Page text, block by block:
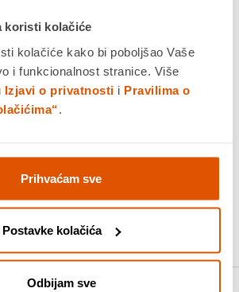
koristi kolačiće
kolačiće kako bi poboljšao Vaše
i funkcionalnost stranice. Više
Izjavi o privatnosti i Pravilima o
Prihvaćam sve
Postavke kolačića
Odbijam sve
17.08.2026
preuzimanju, Internet bankarstvom, karticama
unutar 14 dana
DODAJTE U KOŠARICU
KUPITE ODMAH